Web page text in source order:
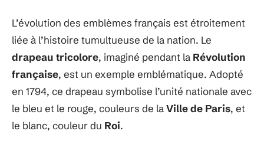
L’évolution des emblèmes français est étroitement
liée à l’histoire tumultueuse de la nation. Le
drapeau tricolore, imaginé pendant la Révolution
française, est un exemple emblématique. Adopté
en 1794, ce drapeau symbolise l’unité nationale avec
le bleu et le rouge, couleurs de laVille de Paris, et
le blanc, couleur du Roi.